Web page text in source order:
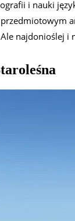
i nauki
najdonioślej i